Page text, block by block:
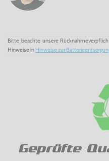
Bitte beachte unsere
Hinweise in Hinweise zur
Geprüfte